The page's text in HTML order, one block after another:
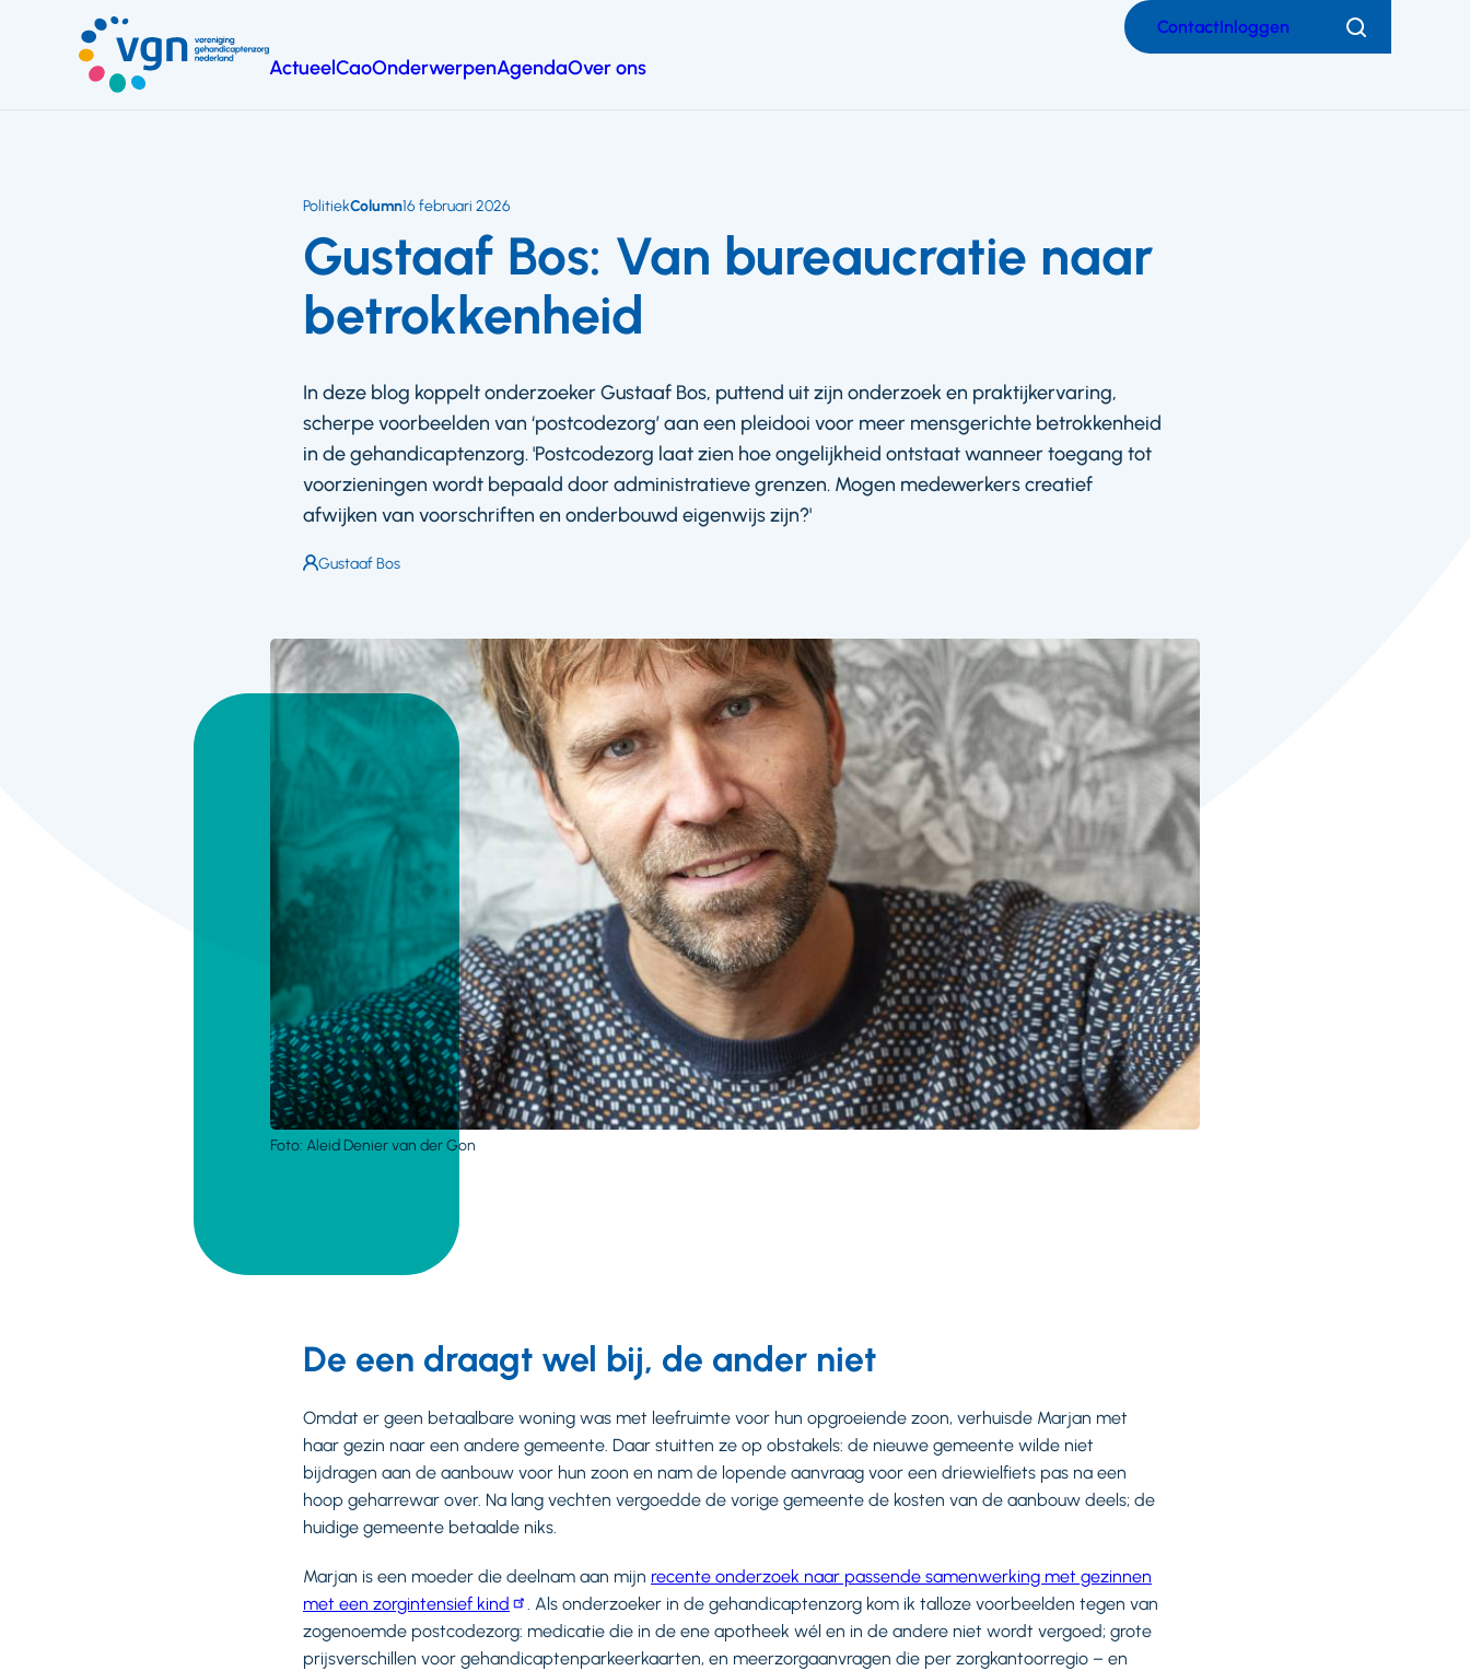
hoofdinhoud
ActueelCaoOnderwerpenAgendaOver ons
ContactInloggen Zoeken
Gustaaf Bos: Van bureaucratie naar
betrokkenheid
PolitiekColumn16 februari 2026
In deze blog koppelt onderzoeker Gustaaf Bos, puttend uit zijn onderzoek en praktijkervaring,
scherpe voorbeelden van ‘postcodezorg’ aan een pleidooi voor meer mensgerichte betrokkenheid
in de gehandicaptenzorg. 'Postcodezorg laat zien hoe ongelijkheid ontstaat wanneer toegang tot
voorzieningen wordt bepaald door administratieve grenzen. Mogen medewerkers creatief
afwijken van voorschriften en onderbouwd eigenwijs zijn?'
Auteur:
Gustaaf Bos
Foto: Aleid Denier van der Gon
De een draagt wel bij, de ander niet
Omdat er geen betaalbare woning was met leefruimte voor hun opgroeiende zoon, verhuisde Marjan met
haar gezin naar een andere gemeente. Daar stuitten ze op obstakels: de nieuwe gemeente wilde niet
bijdragen aan de aanbouw voor hun zoon en nam de lopende aanvraag voor een driewielfiets pas na een
hoop geharrewar over. Na lang vechten vergoedde de vorige gemeente de kosten van de aanbouw deels; de
huidige gemeente betaalde niks.
Marjan is een moeder die deelnam aan mijn recente onderzoek naar passende samenwerking met gezinnen
met een zorgintensief kind
. Als onderzoeker in de gehandicaptenzorg kom ik talloze voorbeelden tegen van
zogenoemde postcodezorg: medicatie die in de ene apotheek wél en in de andere niet wordt vergoed; grote
prijsverschillen voor gehandicaptenparkeerkaarten, en meerzorgaanvragen die per zorgkantoorregio – en